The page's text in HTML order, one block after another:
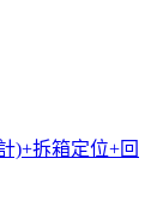
)+拆箱定位+回